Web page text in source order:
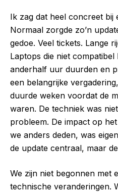
Ik zag dat heel concreet bij
Normaal zorgde zo’n
gedoe. Veel tickets. Lange
Laptops die niet compatibel
anderhalf uur duurden en
een belangrijke
duurde weken voordat de
waren. De techniek was
probleem. De impact op
we anders deden, was
de update centraal, maar
We zijn niet begonnen met
technische veranderingen.